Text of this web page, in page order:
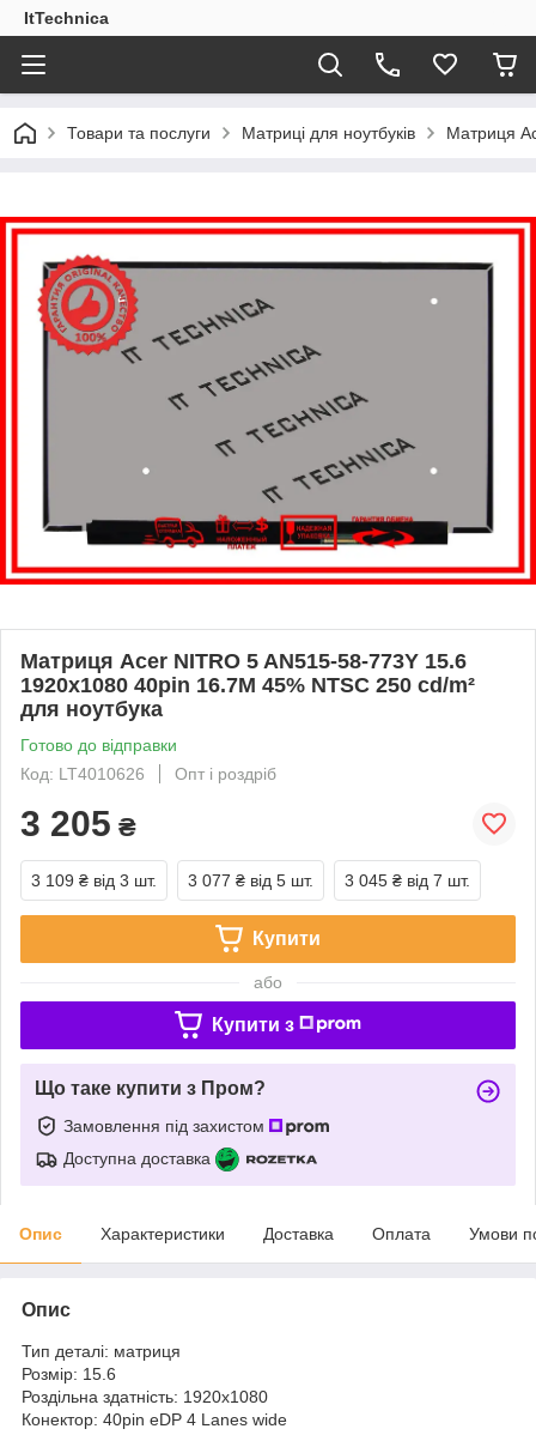
ItTechnica
Товари та послуги Матриці для ноутбуків Матриця
Матриця Acer NITRO 5 AN515-58-773Y 15.6
1920x1080 40pin 16.7M 45% NTSC 250 cd/m²
для ноутбука
Готово до відправки
Код: LT4010626
Опт і роздріб
3 205 ₴
3 109 ₴ від 3 шт. 3 077 ₴ від 5 шт. 3 045 ₴ від 7 шт.
Купити
або
Купити з
Що таке купити з Пром?
Замовлення під захистом
Доступна доставка
Опис Характеристики Доставка Оплата Умови
Опис
Тип деталі: матриця
Розмір: 15.6
Роздільна здатність: 1920x1080
Конектор: 40pin eDP 4 Lanes wide